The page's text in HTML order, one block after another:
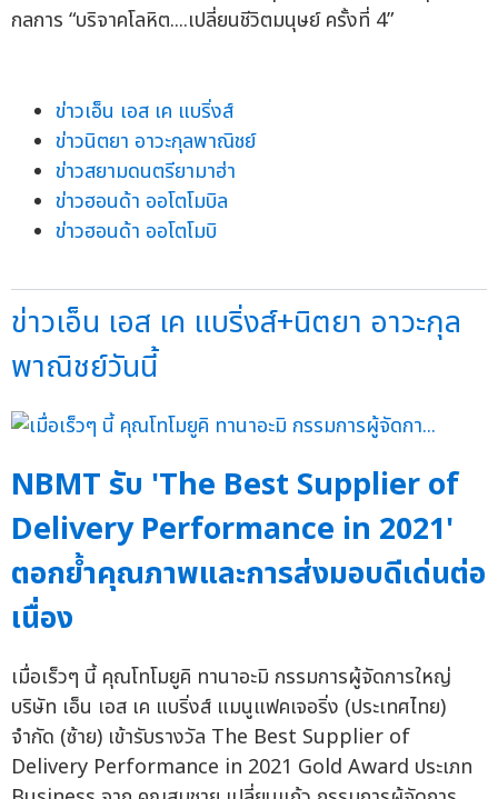
ข่าวเอ็น เอส เค แบริ่งส์
ข่าวนิตยา อาวะกุลพาณิชย์
ข่าวสยามดนตรียามาฮ่า
ข่าวฮอนด้า ออโตโมบิล
ข่าวฮอนด้า ออโตโมบิ
ข่าวเอ็น เอส เค แบริ่งส์+นิตยา อาวะกุล
พาณิชย์วันนี้
NBMT รับ 'The Best Supplier of
Delivery Performance in 2021'
ตอกย้ำคุณภาพและการส่งมอบดีเด่นต่อ
เนื่อง
เมื่อเร็วๆ นี้ คุณโทโมยูคิ ทานาอะมิ กรรมการผู้จัดการใหญ่
บริษัท เอ็น เอส เค แบริ่งส์ แมนูแฟคเจอริ่ง (ประเทศไทย)
จำกัด (ซ้าย) เข้ารับรางวัล The Best Supplier of
Delivery Performance in 2021 Gold Award ประเภท